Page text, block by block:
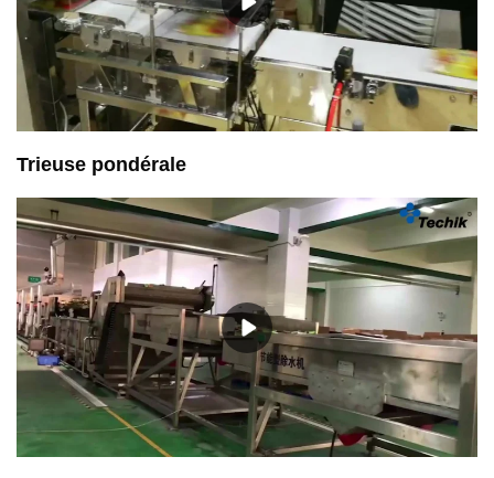
Trieuse pondérale